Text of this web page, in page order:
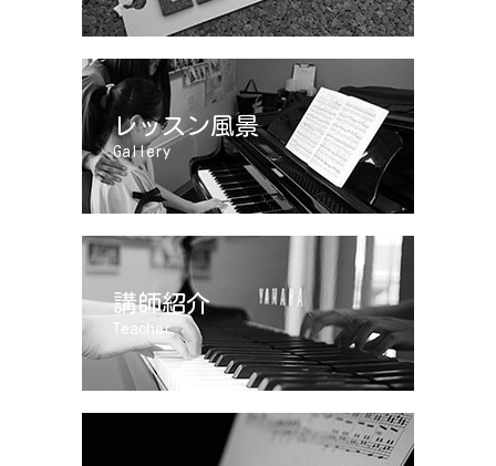
レッスン風景
Gallery
講師紹介
Teacher